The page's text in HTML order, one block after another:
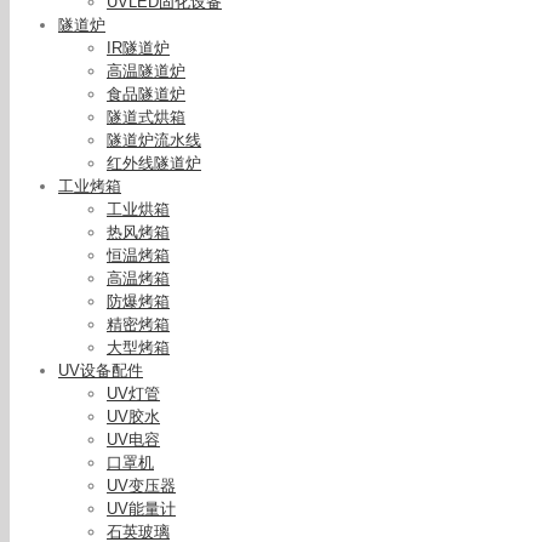
隧道炉
IR隧道炉
高温隧道炉
食品隧道炉
隧道式烘箱
隧道炉流水线
红外线隧道炉
工业烤箱
工业烘箱
热风烤箱
恒温烤箱
高温烤箱
防爆烤箱
精密烤箱
大型烤箱
UV设备配件
UV灯管
UV胶水
UV电容
口罩机
UV变压器
UV能量计
石英玻璃